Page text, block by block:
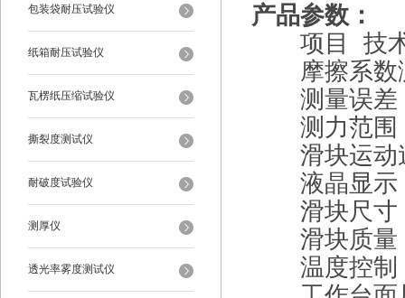
包装袋耐压试验仪
纸箱耐压试验仪
瓦楞纸压缩试验仪
撕裂度测试仪
耐破度试验仪
测厚仪
透光率雾度测试仪
产品参数：
项目 技术
摩擦系数
测量误差
测力范围
滑块运动速
液晶显示
滑块尺寸
滑块质量
温度控制